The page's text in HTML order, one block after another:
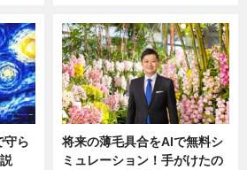
守ら
将来の薄毛具合をAIで無料シ
ミュレーション！手がけたの